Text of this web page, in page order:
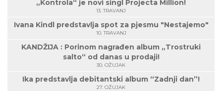
„Kontrola“ je novi singl Projecta Million!
13. TRAVANJ
Ivana Kindl predstavlja spot za pjesmu "Nestajemo"
10. TRAVANJ
KANDŽIJA : Porinom nagrađen album „Trostruki
salto“ od danas u prodaji!
30. OŽUJAK
Ika predstavlja debitantski album “Zadnji dan”!
27. OŽUJAK